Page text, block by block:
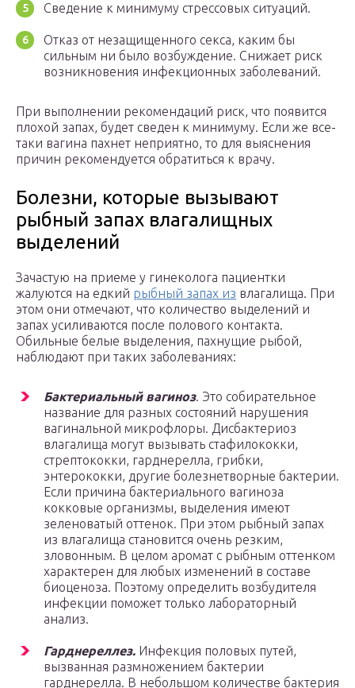
Сведение к минимуму стрессовых ситуаций.
Отказ от незащищенного секса, каким бы
сильным ни было возбуждение. Снижает риск
возникновения инфекционных заболеваний.
При выполнении рекомендаций риск, что появится
плохой запах, будет сведен к минимуму. Если же все-
таки вагина пахнет неприятно, то для выяснения
причин рекомендуется обратиться к врачу.
Болезни, которые вызывают
рыбный запах влагалищных
выделений
Зачастую на приеме у гинеколога пациентки
жалуются на едкий рыбный запах из влагалища. При
этом они отмечают, что количество выделений и
запах усиливаются после полового контакта.
Обильные белые выделения, пахнущие рыбой,
наблюдают при таких заболеваниях:
Бактериальный вагиноз. Это собирательное
название для разных состояний нарушения
вагинальной микрофлоры. Дисбактериоз
влагалища могут вызывать стафилококки,
стрептококки, гарднерелла, грибки,
энтерококки, другие болезнетворные бактерии.
Если причина бактериального вагиноза
кокковые организмы, выделения имеют
зеленоватый оттенок. При этом рыбный запах
из влагалища становится очень резким,
зловонным. В целом аромат с рыбным оттенком
характерен для любых изменений в составе
биоценоза. Поэтому определить возбудителя
инфекции поможет только лабораторный
анализ.
Гарднереллез. Инфекция половых путей,
вызванная размножением бактерии
гарднерелла. В небольшом количестве бактерия